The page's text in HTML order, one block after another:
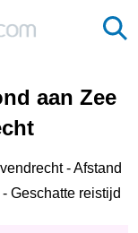
aan Zee
- Afstand
Geschatte reistijd